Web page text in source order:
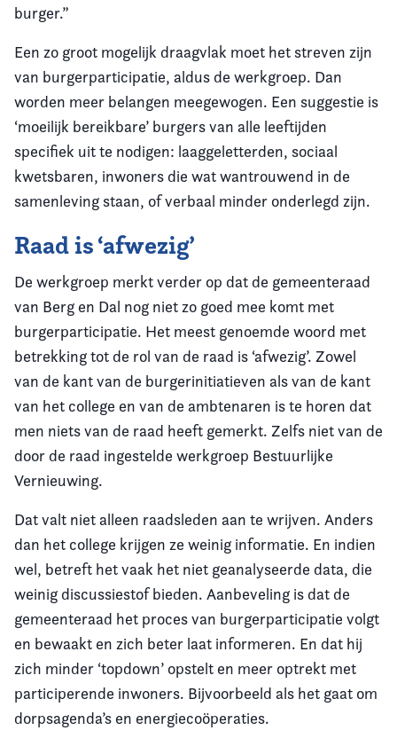
burger.”
Een zo groot mogelijk draagvlak moet het streven zijn
van burgerparticipatie, aldus de werkgroep. Dan
worden meer belangen meegewogen. Een suggestie is
‘moeilijk bereikbare’ burgers van alle leeftijden
specifiek uit te nodigen: laaggeletterden, sociaal
kwetsbaren, inwoners die wat wantrouwend in de
samenleving staan, of verbaal minder onderlegd zijn.
Raad is ‘afwezig’
De werkgroep merkt verder op dat de gemeenteraad
van Berg en Dal nog niet zo goed mee komt met
burgerparticipatie. Het meest genoemde woord met
betrekking tot de rol van de raad is ‘afwezig’. Zowel
van de kant van de burgerinitiatieven als van de kant
van het college en van de ambtenaren is te horen dat
men niets van de raad heeft gemerkt. Zelfs niet van de
door de raad ingestelde werkgroep Bestuurlijke
Vernieuwing.
Dat valt niet alleen raadsleden aan te wrijven. Anders
dan het college krijgen ze weinig informatie. En indien
wel, betreft het vaak het niet geanalyseerde data, die
weinig discussiestof bieden. Aanbeveling is dat de
gemeenteraad het proces van burgerparticipatie volgt
en bewaakt en zich beter laat informeren. En dat hij
zich minder ‘topdown’ opstelt en meer optrekt met
participerende inwoners. Bijvoorbeeld als het gaat om
dorpsagenda’s en energiecoöperaties.